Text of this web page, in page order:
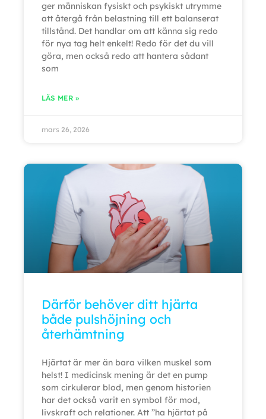
ger människan fysiskt och psykiskt utrymme
att återgå från belastning till ett balanserat
tillstånd. Det handlar om att känna sig redo
för nya tag helt enkelt! Redo för det du vill
göra, men också redo att hantera sådant
som
LÄS MER »
mars 26, 2026
Därför behöver ditt hjärta
både pulshöjning och
återhämtning
Hjärtat är mer än bara vilken muskel som
helst! I medicinsk mening är det en pump
som cirkulerar blod, men genom historien
har det också varit en symbol för mod,
livskraft och relationer. Att ”ha hjärtat på